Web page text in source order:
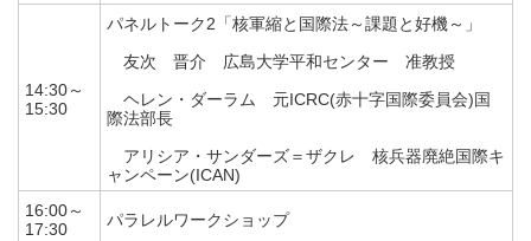
14:30～
15:30
パネルトーク2「核軍縮と国際法～課題と好機～」
友次 晋介 広島大学平和センター 准教授
ヘレン・ダーラム 元ICRC(赤十字国際委員会)国
際法部長
アリシア・サンダーズ＝ザクレ 核兵器廃絶国際キ
ャンペーン(ICAN)
16:00～
17:30
パラレルワークショップ